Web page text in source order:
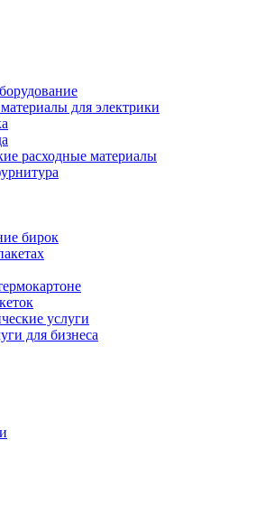
для электрики
расходные материалы
бирок
услуги
для бизнеса